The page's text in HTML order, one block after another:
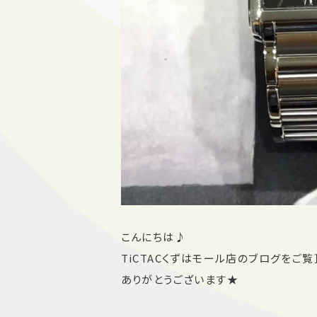
こんにちは♪
TiCTACくずはモール店のブログをご覧
ありがとうございます★